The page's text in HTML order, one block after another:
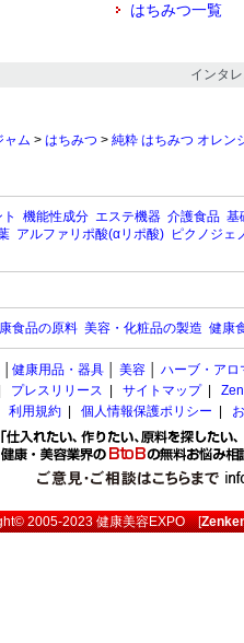
はちみつ一覧
インタ
ャム > はちみつ > 純粋 はちみつ オレン
機能性成分 エステ機器 介護食品 基
アルファリポ酸(αリポ酸) ピクノジェ
食品の原料 美容・化粧品の製造 健康
健康用品・器具 美容 ハーブ・アロ
プレスリリース サイトマップ|
利用規約 個人情報保護ポリシー
2005-2023健康美容EXPO[